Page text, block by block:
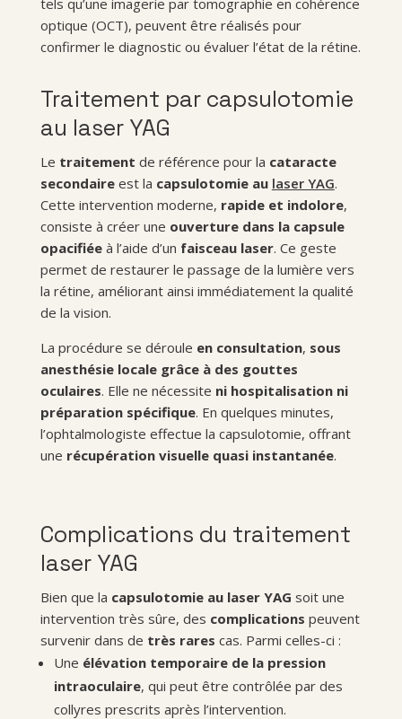
optique (OCT), peuvent être réalisés pour
confirmer le diagnostic ou évaluer l’état de la rétine.
Traitement par capsulotomie
au laser YAG
Le traitement de référence pour la cataracte
secondaireest la capsulotomie au laser YAG.
Cette intervention moderne, rapide et indolore,
consiste à créer une ouverture dans la capsule
opacifiéeà l’aide d’un faisceau laser. Ce geste
permet de restaurer le passage de la lumière vers
la rétine, améliorant ainsi immédiatement la qualité
de la vision.
La procédure se déroule en consultation, sous
anesthésie locale grâce à des gouttes
oculaires. Elle ne nécessite ni hospitalisation ni
préparation spécifique. En quelques minutes,
l’ophtalmologiste effectue la capsulotomie, offrant
une récupération visuelle quasi instantanée.
Complications du traitement
laser YAG
Bien que la capsulotomie au laser YAG soit une
intervention très sûre, des complications peuvent
survenir dans de très rares cas. Parmi celles-ci :
Une élévation temporaire de la pression
intraoculaire, qui peut être contrôlée par des
collyres prescrits après l’intervention.